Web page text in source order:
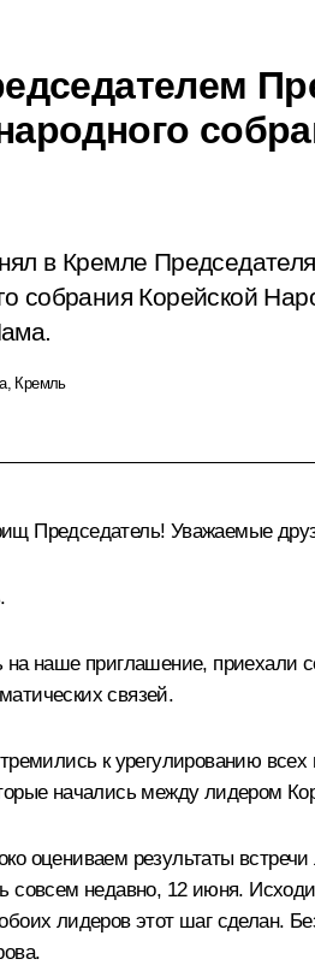
в Кремле
собрания Корейской
Кремль
Председатель! Уважаемые
на наше приглашение,
связей.
к урегулированию
начались между лидером
оцениваем результаты
совсем недавно, 12 июня.
лидеров этот шаг сделан.